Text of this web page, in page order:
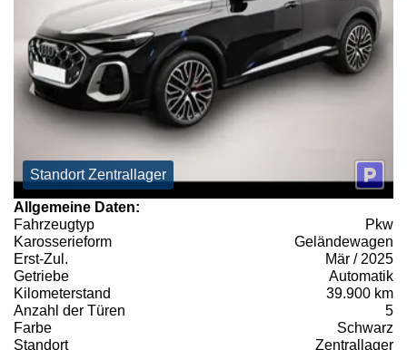
Standort Zentrallager
Allgemeine Daten:
Fahrzeugtyp
Pkw
Karosserieform
Geländewagen
Erst-Zul.
Mär / 2025
Getriebe
Automatik
Kilometerstand
39.900 km
Anzahl der Türen
5
Farbe
Schwarz
Standort
Zentrallager